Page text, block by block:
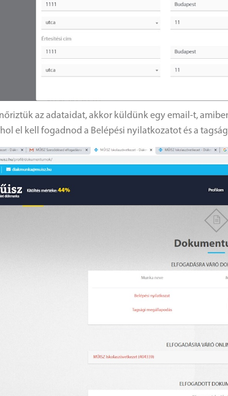
az adataidat, akkor küldünk egy email-t,
el kell fogadnod a Belépési nyilatkozatot és a